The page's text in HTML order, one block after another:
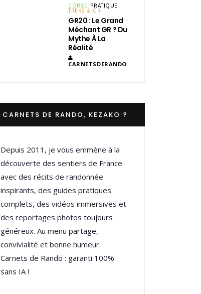
CORSE PRATIQUE
TREKS & GR
GR20 : Le Grand
Méchant GR ? Du
Mythe À La
Réalité
CARNETSDERANDO
CARNETS DE RANDO, KEZAKO ?
Depuis 2011, je vous emmène à la
découverte des sentiers de France
avec des récits de randonnée
inspirants, des guides pratiques
complets, des vidéos immersives et
des reportages photos toujours
généreux. Au menu partage,
convivialité et bonne humeur.
Carnets de Rando : garanti 100%
sans IA !